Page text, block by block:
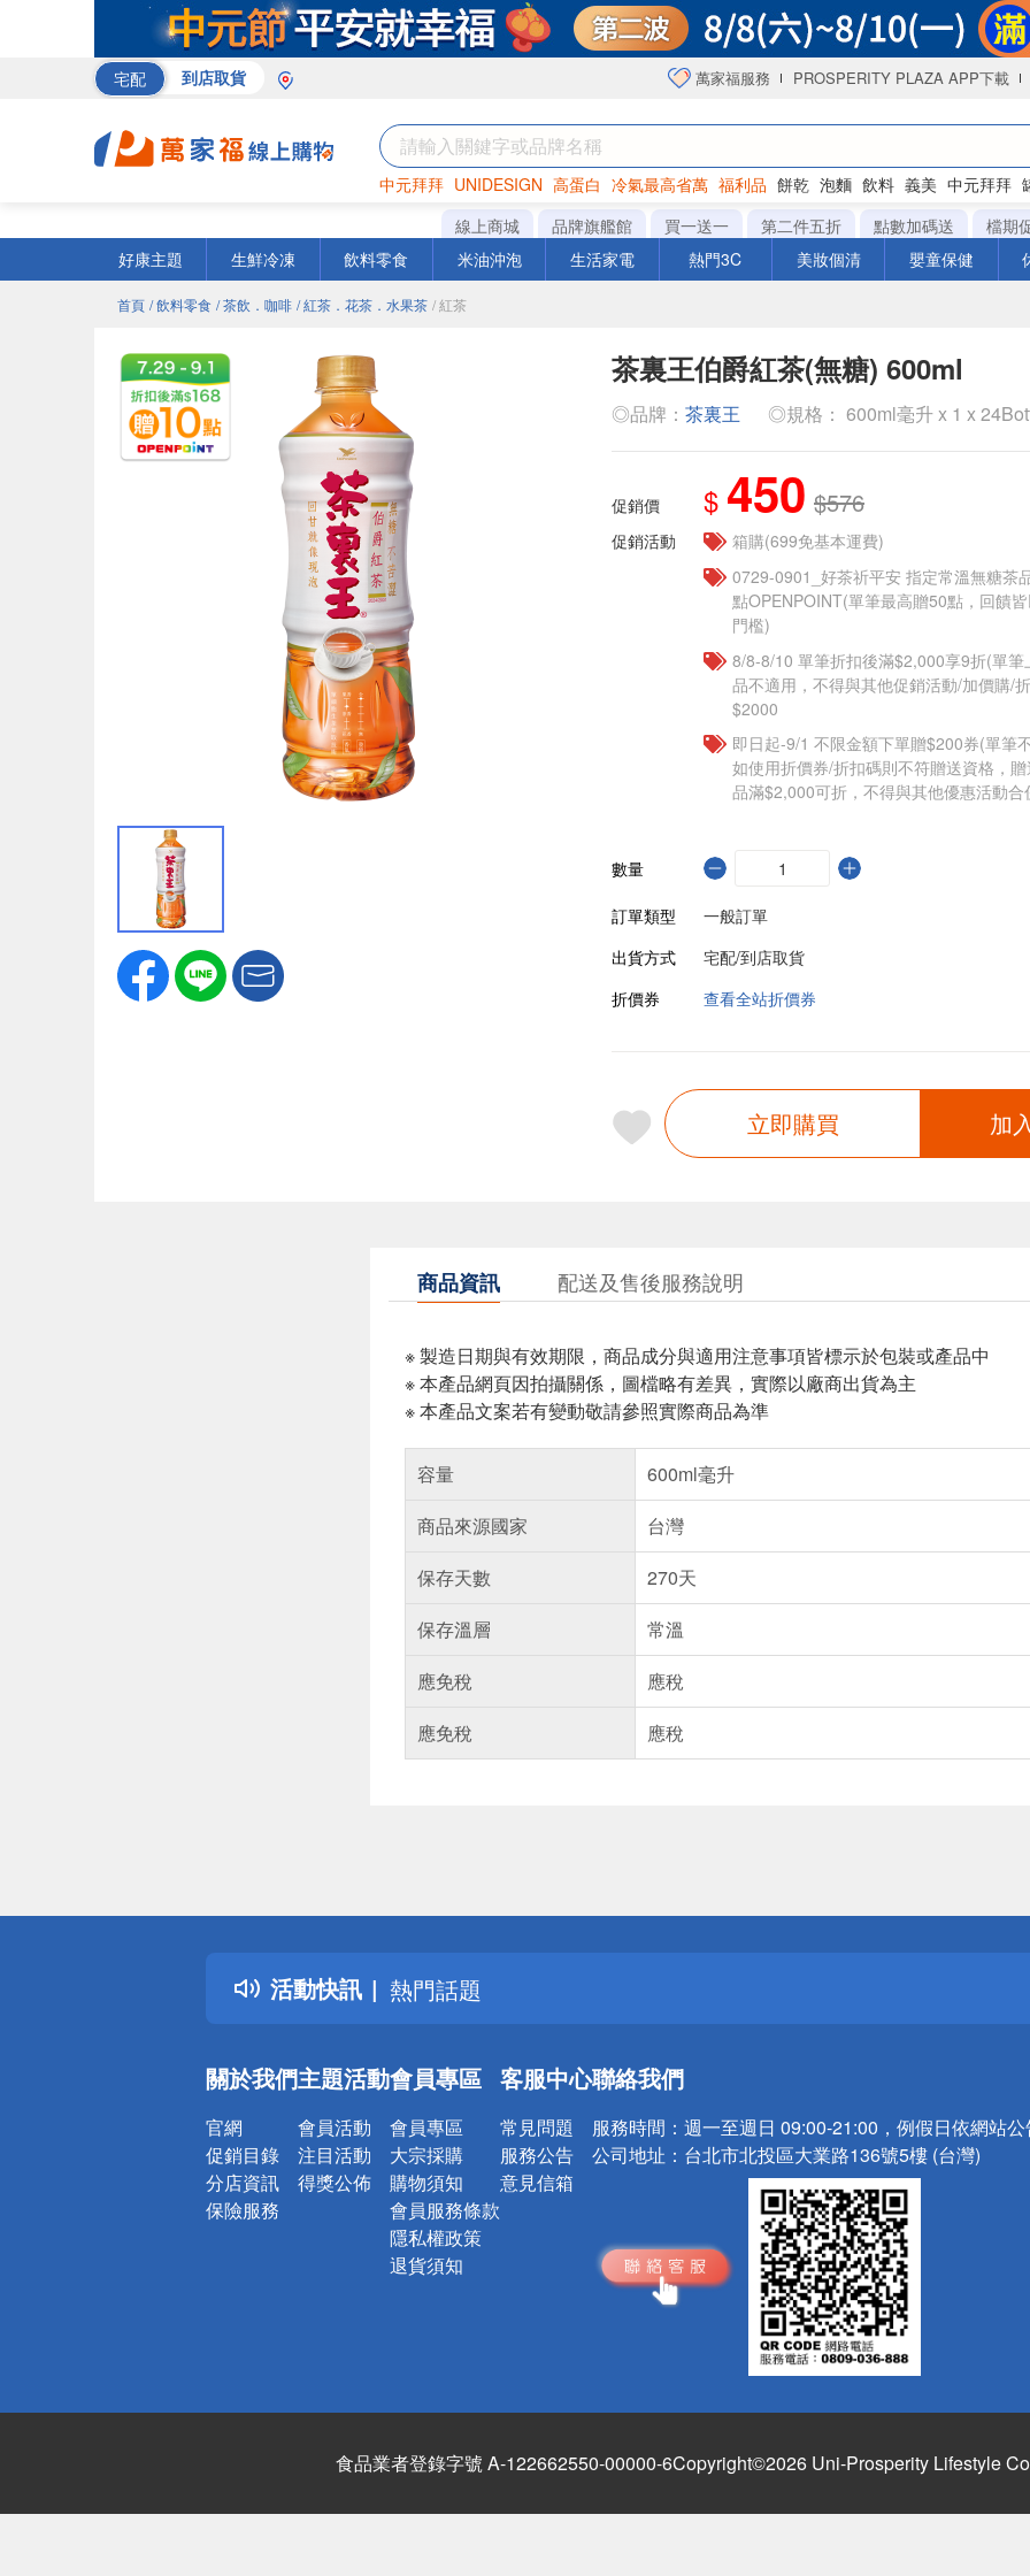
宅配 到店取貨 萬家福服務 PROSPERITY PLAZA APP下載
中元拜拜 UNIDESIGN 高蛋白 冷氣最高省萬 福利品 餅乾 泡麵 飲料 義美 中元拜拜
巧克力 衛生紙 咖啡
線上商城 品牌旗艦館 買一送一 第二件五折 點數加碼送
檔期
好康主題
生鮮冷凍 飲料零食 米油沖泡 生活家電 熱門3C 美妝個清 嬰童保健
首頁 / 飲料零食 / 茶飲．咖啡 / 紅茶．花茶．水果茶 / 紅茶
茶裏王伯爵紅茶(無糖) 600ml
◎品牌： 茶裏王 ◎規格： 600ml毫升 x 1 x
促銷價 $ 450 $576
促銷活動
箱購(699免基本運費)
​​0729-0901_好茶祈平安 指定常溫無糖茶
點OPENPOINT(單筆最高贈50點，回饋
門檻)
8/8-8/10 單筆折扣後滿$2,000享9折(單
品不適用，不得與其他促銷活動/加價購/
$2000
即日起-9/1 不限金額下單贈$200券(單筆
如使用折價券/折扣碼則不符贈送資格，
品滿$2,000可折，不得與其他優惠活動合
數量
訂單類型
一般訂單
出貨方式
宅配/到店取貨
折價券
查看全站折價券
立即購買 加
商品資訊 配送及售後服務說明
※ 製造日期與有效期限，商品成分與適用注意事項皆標示於包裝或產品中
※ 本產品網頁因拍攝關係，圖檔略有差異，實際以廠商出貨為主
※ 本產品文案若有變動敬請參照實際商品為準
容量
600ml毫升
商品來源國家
台灣
保存天數
270天
保存溫層
常溫
應免稅
應稅
應免稅
應稅
活動快訊
詐騙網頁！請小心！
得獎公告
熱門話題
銀行優惠
詐騙網頁！請小心！
關於我們
官網
促銷目錄
分店資訊
保險服務
主題活動
會員活動
注目活動
得獎公佈
會員專區
會員專區
大宗採購
購物須知
會員服務條款
隱私權政策
退貨須知
客服中心
常見問題
服務公告
意見信箱
聯絡我們
服務時間： 週一至週日 09:00-21:00，例假日依網站
公司地址： 台北市北投區大業路136號5樓 (台灣)
食品業者登錄字號 A-122662550-00000-6Copyright©2026 Uni-Prosperity Lifestyle